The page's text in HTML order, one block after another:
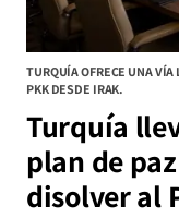
TURQUÍA OFRECE UNA VÍA
PKK DESDE IRAK.
Turquía
plan de
disolver al